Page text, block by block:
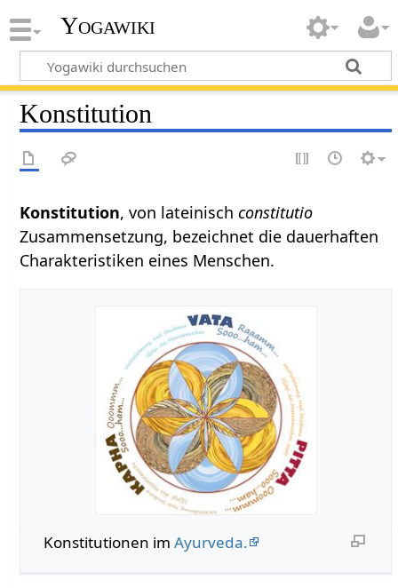
Yogawiki
Konstitution
Konstitution, von lateinischconstitutio
Zusammensetzung, bezeichnet die dauerhaften
Charakteristiken eines Menschen.
Konstitutionen im Ayurveda.